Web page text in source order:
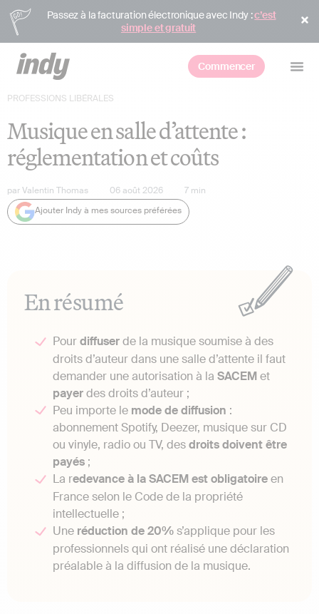
Passez à la facturation électronique avec Indy :c’est
simple et gratuit
Commencer
PROFESSIONS LIBÉRALES
Musique en salle d’attente :
réglementation et coûts
parValentin Thomas 06 août 2026 7 min
Ajouter Indy à mes sources préférées
En résumé
Pourdiffuserde la musique soumise à des
droits d’auteur dans une salle d’attente il faut
demander une autorisation à la SACEMet
payerdes droits d’auteur ;
Peu importe le mode de diffusion :
abonnement Spotify, Deezer, musique sur CD
ou vinyle, radio ou TV, desdroits doivent être
payés ;
La redevance à la SACEM est obligatoireen
France selon le Code de la propriété
intellectuelle ;
Une réduction de 20%s’applique pour les
professionnels qui ont réalisé une déclaration
préalable à la diffusion de la musique.